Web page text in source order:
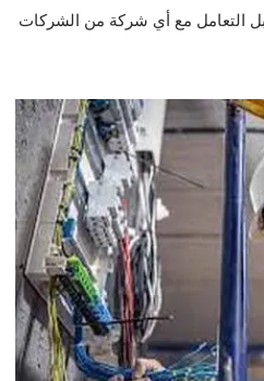
التعامل مع أي شركة من الشركات